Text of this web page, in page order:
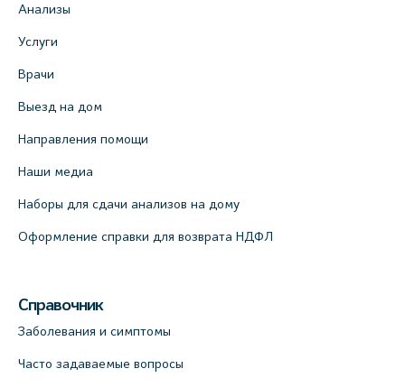
Анализы
Услуги
Врачи
Выезд на дом
Направления помощи
Наши медиа
Наборы для сдачи анализов на дому
Оформление справки для возврата НДФЛ
Справочник
Заболевания и симптомы
Часто задаваемые вопросы